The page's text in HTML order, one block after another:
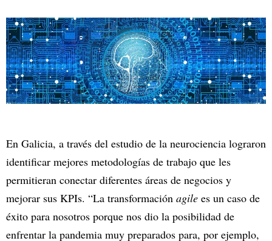
En Galicia, a través del estudio de la neurociencia lograron
identificar mejores metodologías de trabajo que les
permitieran conectar diferentes áreas de negocios y
mejorar sus KPIs. “La transformación agile es un caso de
éxito para nosotros porque nos dio la posibilidad de
enfrentar la pandemia muy preparados para, por ejemplo,